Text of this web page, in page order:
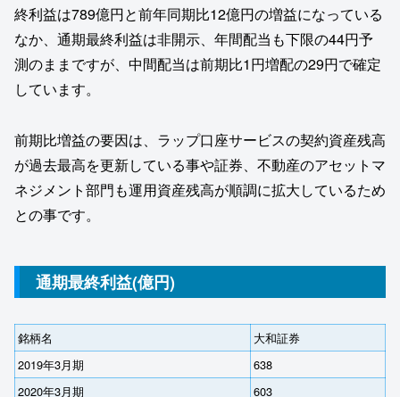
終利益は789億円と前年同期比12億円の増益になっている
なか、通期最終利益は非開示、年間配当も下限の44円予
測のままですが、中間配当は前期比1円増配の29円で確定
しています。
前期比増益の要因は、ラップ口座サービスの契約資産残高
が過去最高を更新している事や証券、不動産のアセットマ
ネジメント部門も運用資産残高が順調に拡大しているため
との事です。
通期最終利益(億円)
銘柄名
大和証券
2019年3月期
638
2020年3月期
603